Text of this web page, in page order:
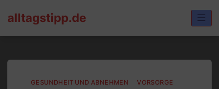
alltagstipp.de
GESUNDHEIT UND ABNEHMEN VORSORGE